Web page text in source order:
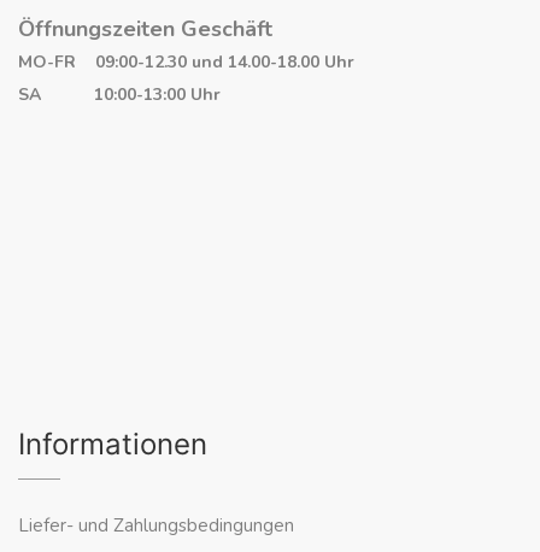
Öffnungszeiten Geschäft
MO-FR 09:00-12.30 und 14.00-18.00 Uhr
SA 10:00-13:00 Uhr
Informationen
Liefer- und Zahlungsbedingungen